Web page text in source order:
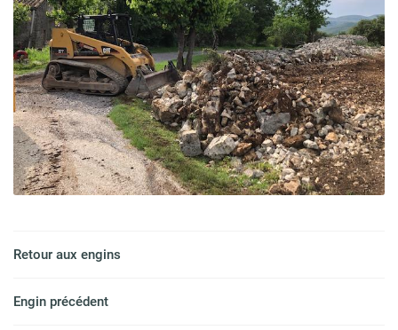
& Assainissement
publics
Retour aux engins
Engin précédent